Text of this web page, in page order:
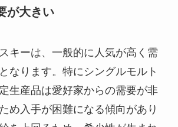
が大きい
キーは、一般的に人気が高く需
なります。特にシングルモルト
生産品は愛好家からの需要が非
め入手が困難になる傾向があり